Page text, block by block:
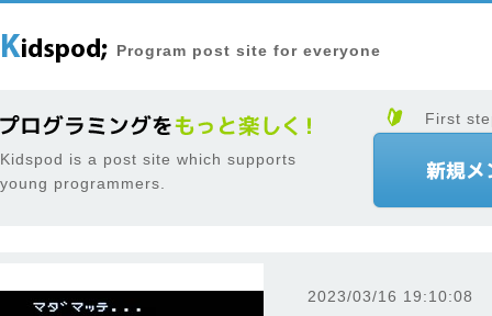
Program post site for everyone
Kidspod is a post site which supports
young programmers.
First
2023/03/16 19:10:08